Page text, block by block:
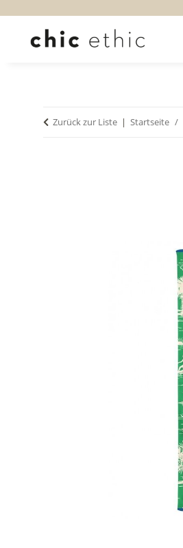
Zurück zur Liste Startseite